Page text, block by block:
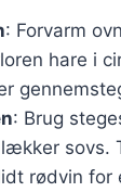
: Forvarm
hare i
: Brug
sovs.
rødvin for